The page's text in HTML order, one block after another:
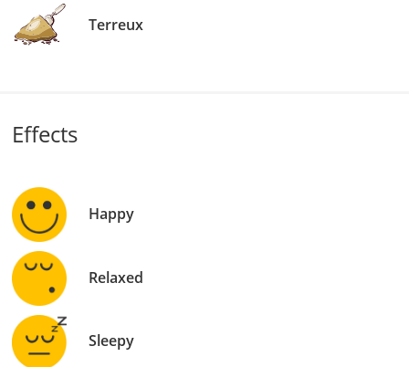
Terreux
Effects
Happy
Relaxed
Sleepy